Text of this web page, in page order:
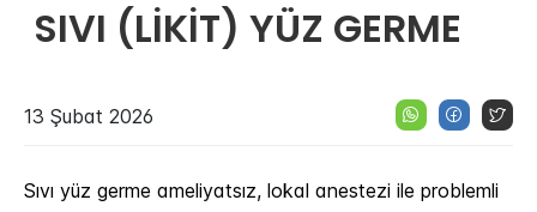
​​​ ​SIVI (LİKİT) YÜZ GERME
13 Şubat 2026
Sıvı yüz germe ameliyatsız, lokal anestezi ile problemli